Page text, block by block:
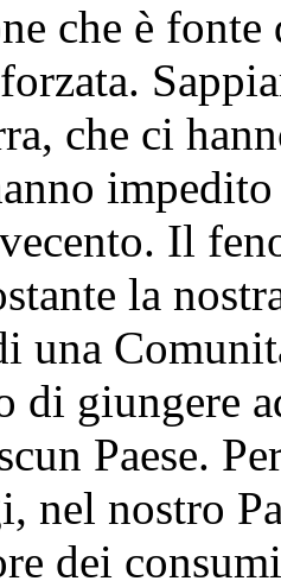
che è
che ci
Il
la
una
di giungere
Paese.
nel nostro
dei